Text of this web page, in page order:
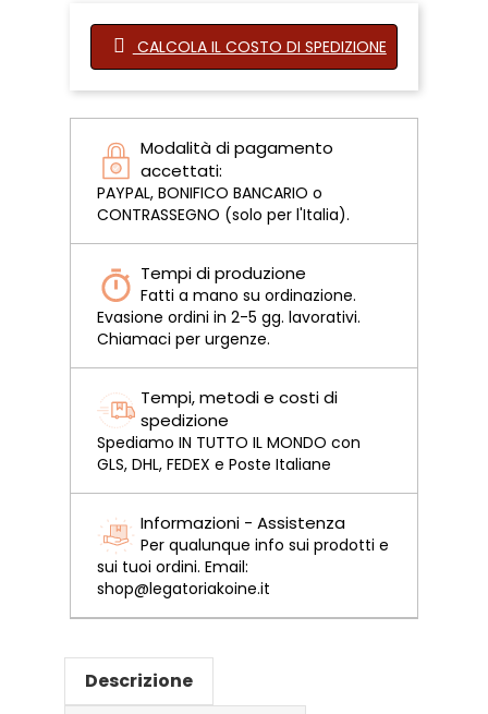
CALCOLA IL COSTO DI SPEDIZIONE
Modalità di pagamento
accettati:
PAYPAL, BONIFICO BANCARIO o
CONTRASSEGNO (solo per l'Italia).
Tempi di produzione
Fatti a mano su ordinazione.
Evasione ordini in 2-5 gg. lavorativi.
Chiamaci per urgenze.
Tempi, metodi e costi di
spedizione
Spediamo IN TUTTO IL MONDO con
GLS, DHL, FEDEX e Poste Italiane
Informazioni - Assistenza
Per qualunque info sui prodotti e
sui tuoi ordini. Email:
shop@legatoriakoine.it
Descrizione